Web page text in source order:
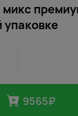
микс
упаковке
9565₽